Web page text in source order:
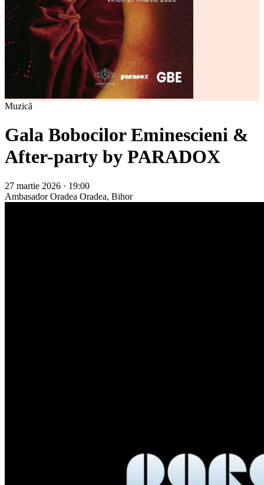
Muzică
Gala Bobocilor Eminescieni &
After-party by PARADOX
27 martie 2026 · 19:00
Ambasador Oradea Oradea, Bihor